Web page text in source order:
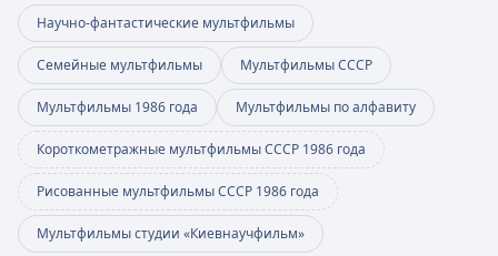
Научно-фантастические мультфильмы
Семейные мультфильмы Мультфильмы СССР
Мультфильмы 1986 года Мультфильмы по алфавиту
Короткометражные мультфильмы СССР 1986 года
Рисованные мультфильмы СССР 1986 года
Мультфильмы студии «Киевнаучфильм»